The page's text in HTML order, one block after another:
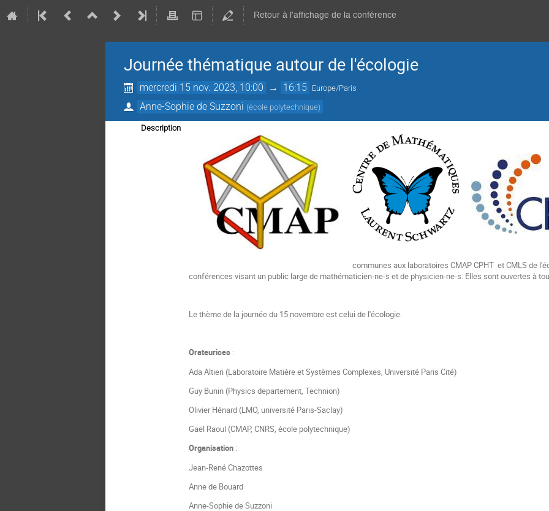
Retour à l'affichage de la conférence
Journée thématique autour de l'écologie
mercredi 15 nov. 2023, 10:00 → 16:15 Europe/Paris
Anne-Sophie de Suzzoni (école polytechnique)
Description
communes aux laboratoires CMAP CPHT et CMLS de
conférences visant un public large de mathématicien-ne-s et de physicien-ne-s. Elles sont ouvertes à
Le thème de la journée du 15 novembre est celui de l'écologie.
Orateurices :
Ada Altieri (Laboratoire Matière et Systèmes Complexes, Université Paris Cité)
Guy Bunin (Physics departement, Technion)
Olivier Hénard (LMO, université Paris-Saclay)
Gaël Raoul (CMAP, CNRS, école polytechnique)
Organisation :
Jean-René Chazottes
Anne de Bouard
Anne-Sophie de Suzzoni